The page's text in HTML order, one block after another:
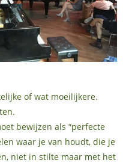
of wat moeilijkere.
bewijzen als “perfecte
waar je van houdt, die je
niet in stilte maar met het